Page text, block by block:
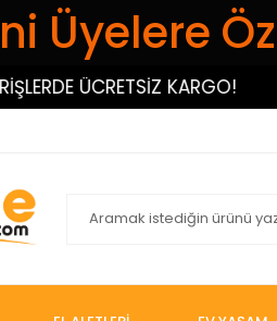
Üyelere
ÜCRETSİZ KARGO!